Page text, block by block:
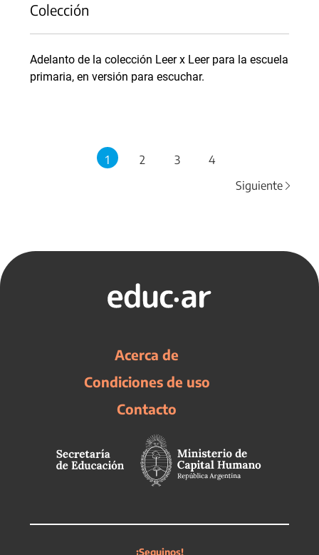
Colección
Adelanto de la colección Leer x Leer para la escuela
primaria, en versión para escuchar.
1 2 3
4
Siguiente
Acerca de
Condiciones de uso
Contacto
¡Seguinos!